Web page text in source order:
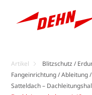
Artikel
Blitzschutz /
Fangeinrichtung / Ableitung
Satteldach –